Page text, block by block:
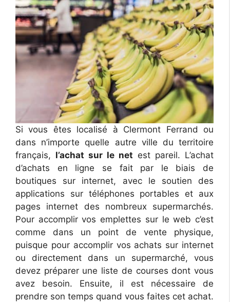
Si vous êtes localisé à Clermont Ferrand ou
dans n’importe quelle autre ville du territoire
français, l’achat sur le net est pareil. L’achat
d’achats en ligne se fait par le biais de
boutiques sur internet, avec le soutien des
applications sur téléphones portables et aux
pages internet des nombreux supermarchés.
Pour accomplir vos emplettes sur le web c’est
comme dans un point de vente physique,
puisque pour accomplir vos achats sur internet
ou directement dans un supermarché, vous
devez préparer une liste de courses dont vous
avez besoin. Ensuite, il est nécessaire de
prendre son temps quand vous faites cet achat.